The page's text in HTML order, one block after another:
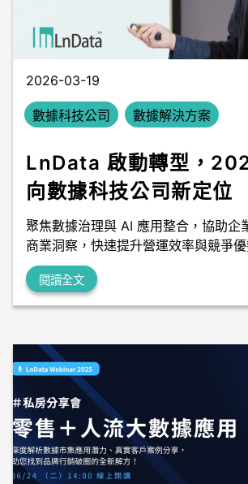
2026-03-19
數據科技公司 數據解決方案
LnData 啟動轉型，
向數據科技公司新定位
聚焦數據治理與 AI 應用整合，協助企
商業洞察，快速提升營運效率與競爭優
閱讀全文